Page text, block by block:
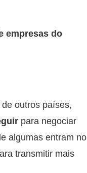
empresas do
outros países,
para negociar
algumas entram no
transmitir mais